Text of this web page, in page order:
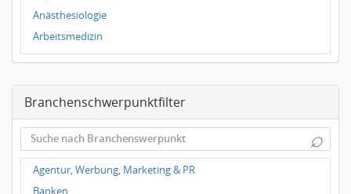
Hannover
Duisburg
Anästhesiologie
Arbeitsmedizin
Augenheilkunde
Frauenheilkunde, Geburtshilfe
Hals-Nasen-Ohrenheilkunde
Hautkrankheiten, Geschlechtskrankheiten
Hygienemedizin, Umweltmedizin
Innere Medizin
Branchenschwerpunktfilter
⌕
Agentur, Werbung, Marketing & PR